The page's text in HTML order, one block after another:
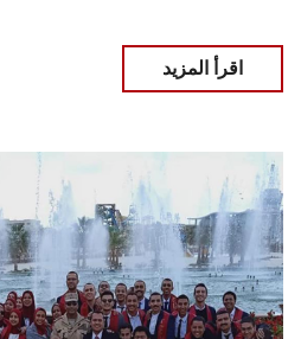
اقرأ المزيد